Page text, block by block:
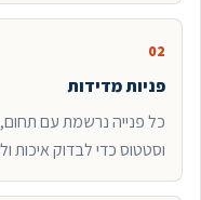
02
פניות מדידות
כל פנייה נרשמת עם
וסטטוס כדי לבדוק איכות